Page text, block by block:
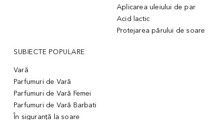
Aplicarea uleiului de par
Acid lactic
Protejarea părului de soare
SUBIECTE POPULARE
Vară
Parfumuri de Vară
Parfumuri de Vară Femei
Parfumuri de Vară Barbati
În siguranță la soare